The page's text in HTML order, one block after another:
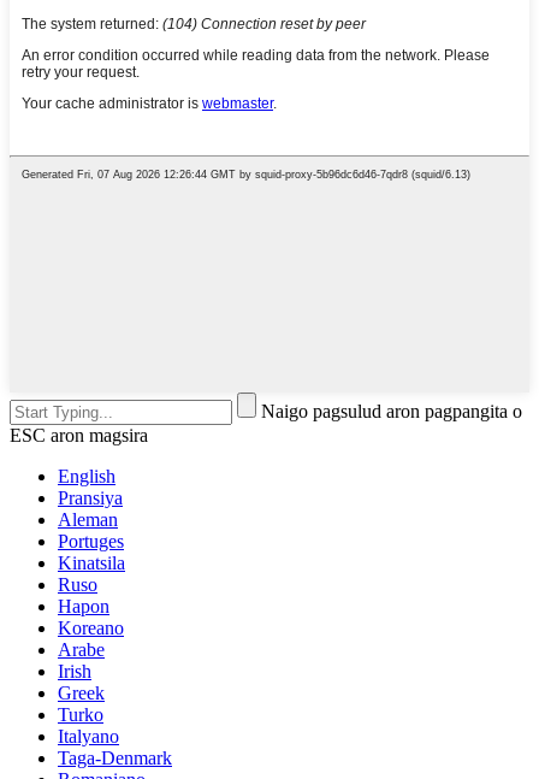
Naigo pagsulud aron pagpangita o
ESC aron magsira
English
Pransiya
Aleman
Portuges
Kinatsila
Ruso
Hapon
Koreano
Arabe
Irish
Greek
Turko
Italyano
Taga-Denmark